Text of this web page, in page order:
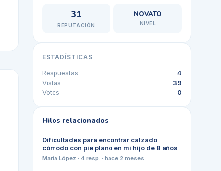
31
REPUTACIÓN
NOVATO
NIVEL
ESTADÍSTICAS
Respuestas
4
Vistas
39
Votos
0
Hilos relacionados
Dificultades para encontrar calzado
cómodo con pie plano en mi hijo de 8 años
María López · 4 resp. · hace 2 meses